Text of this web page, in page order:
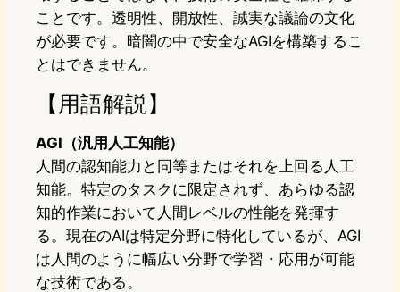
ことです。透明性、開放性、誠実な議論の文化
が必要です。暗闇の中で安全なAGIを構築するこ
とはできません。
【用語解説】
AGI（汎用人工知能）
人間の認知能力と同等またはそれを上回る人工
知能。特定のタスクに限定されず、あらゆる認
知的作業において人間レベルの性能を発揮す
る。現在のAIは特定分野に特化しているが、AGI
は人間のように幅広い分野で学習・応用が可能
な技術である。